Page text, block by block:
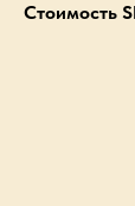
Стоимость